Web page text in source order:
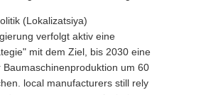
(Lokalizatsiya)
verfolgt aktiv eine
mit dem Ziel, bis 2030 eine
Baumaschinenproduktion um 60
local manufacturers still rely